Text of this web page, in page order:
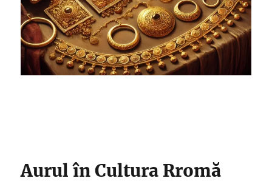
Aurul în Cultura Rromă